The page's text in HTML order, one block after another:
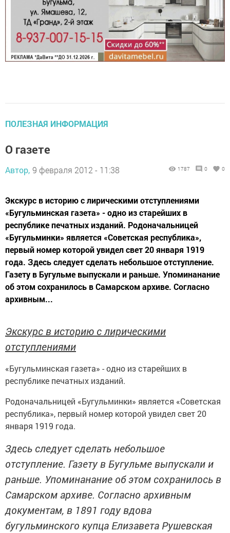
ПОЛЕЗНАЯ ИНФОРМАЦИЯ
О газете
Автор, 9 февраля 2012 - 11:38 1787 0 0
Экскурс в историю с лирическими отступлениями
«Бугульминская газета» - одно из старейших в
республике печатных изданий. Родоначальницей
«Бугульминки» является «Советская республика»,
первый номер которой увидел свет 20 января 1919
года. Здесь следует сделать небольшое отступление.
Газету в Бугульме выпускали и раньше. Упоминанание
об этом сохранилось в Самарском архиве. Согласно
архивным...
Экскурс в историю с лирическими
отступлениями
«Бугульминская газета» - одно из старейших в
республике печатных изданий.
Родоначальницей «Бугульминки» является «Советская
республика», первый номер которой увидел свет 20
января 1919 года.
Здесь следует сделать небольшое
отступление. Газету в Бугульме выпускали и
раньше. Упоминанание об этом сохранилось в
Самарском архиве. Согласно архивным
документам, в 1891 году вдова
бугульминского купца Елизавета Рушевская